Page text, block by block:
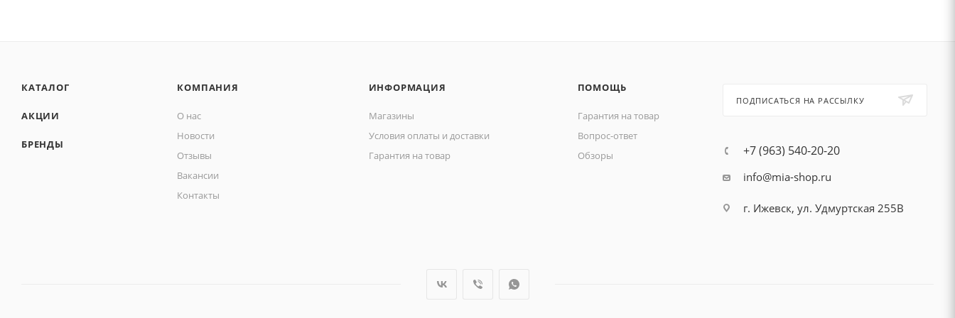
КАТАЛОГ
АКЦИИ
БРЕНДЫ
КОМПАНИЯ
О нас
Новости
Отзывы
Вакансии
Контакты
ИНФОРМАЦИЯ
Магазины
Условия оплаты и доставки
Гарантия на товар
ПОМОЩЬ
Гарантия на товар
Вопрос-ответ
Обзоры
ПОДПИСАТЬСЯ НА РАССЫЛКУ
+7 (963) 540-20-20
info@mia-shop.ru
г. Ижевск, ул. Удмуртская 255В